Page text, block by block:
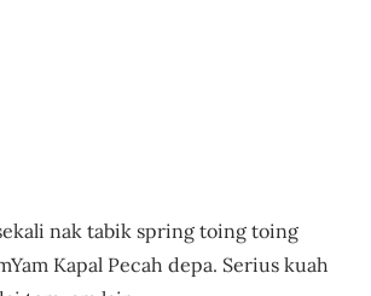
nak tabik spring toing toing
Kapal Pecah depa. Serius kuah